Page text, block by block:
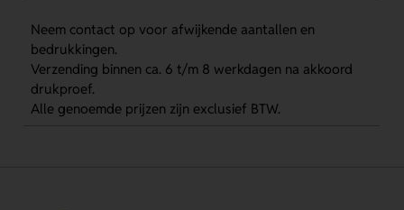
Neem contact op voor afwijkende aantallen en
bedrukkingen.
Verzending binnen ca. 6 t/m 8 werkdagen na akkoord
drukproef.
Alle genoemde prijzen zijn exclusief BTW.